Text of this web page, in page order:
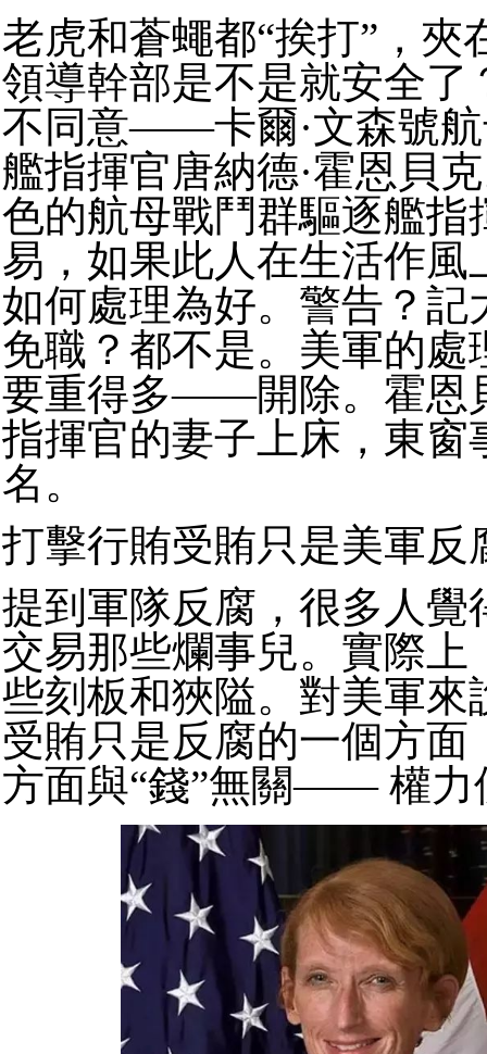
老虎和蒼蠅都“挨打”，夾
領導幹部是不是就安全了
不同意——卡爾·文森號
艦指揮官唐納德·霍恩貝
色的航母戰鬥群驅逐艦指
易，如果此人在生活作風
如何處理為好。警告？記
免職？都不是。美軍的處
要重得多——開除。霍恩
指揮官的妻子上床，東窗
名。
打擊行賄受賄只是美軍反
提到軍隊反腐，很多人覺
交易那些爛事兒。實際上
些刻板和狹隘。對美軍來
受賄只是反腐的一個方面
方面與“錢”無關—— 權力